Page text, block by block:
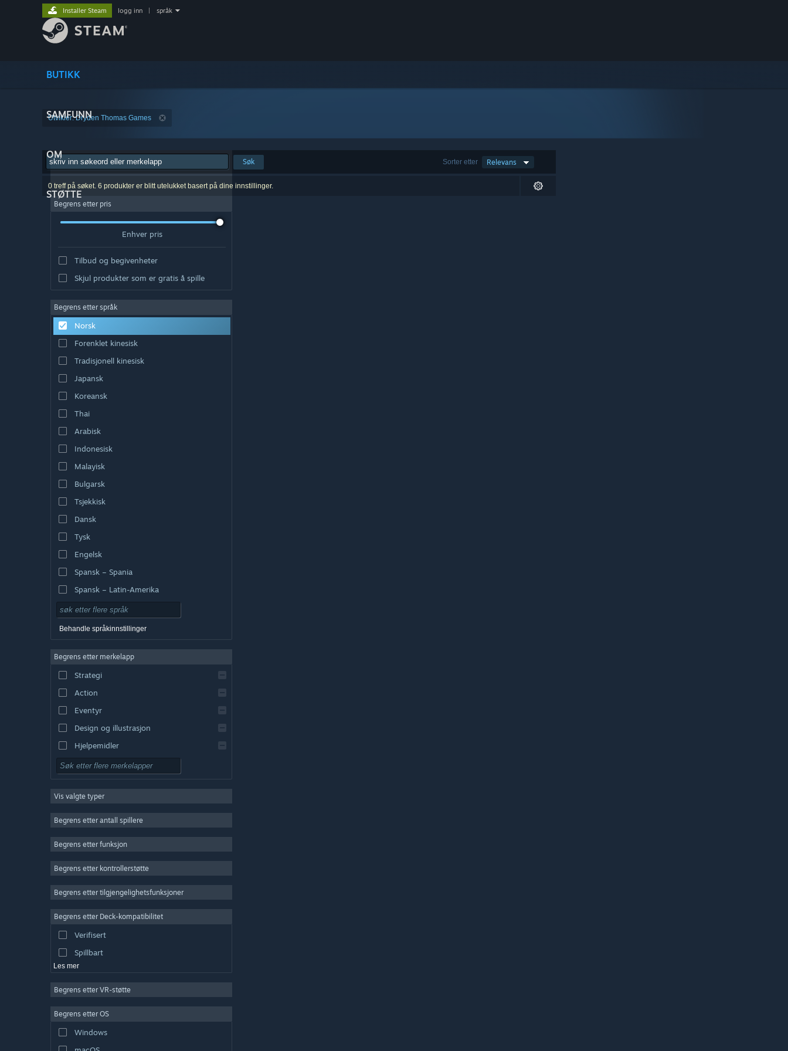
BUTIKK
SAMFUNN
OM
STØTTE
Installer Steam logg inn språk
Utvikler: Dryden Thomas Games
Sorter etter Relevans
Søk
0 treff på søket. 6 produkter er blitt utelukket basert på dine innstillinger.
Begrens etter pris
Enhver pris
Tilbud og begivenheter
Skjul produkter som er gratis å spille
Begrens etter språk
Norsk
Forenklet kinesisk
Tradisjonell kinesisk
Japansk
Koreansk
Thai
Arabisk
Indonesisk
Malayisk
Bulgarsk
Tsjekkisk
Dansk
Tysk
Engelsk
Spansk – Spania
Spansk – Latin-Amerika
Behandle språkinnstillinger
Begrens etter merkelapp
Strategi
Action
Eventyr
Design og illustrasjon
Hjelpemidler
Gratis å spille
Massivt flerspiller
Indie
Simulering
Videoproduksjon
Fotoredigering
Vis valgte typer
Begrens etter antall spillere
Begrens etter funksjon
Begrens etter kontrollerstøtte
Begrens etter tilgjengelighetsfunksjoner
Begrens etter Deck-kompatibilitet
Verifisert
Spillbart
Les mer
Begrens etter VR-støtte
Begrens etter OS
Windows